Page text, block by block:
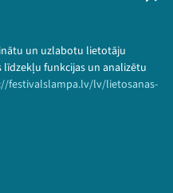
un uzlabotu lietotāju
funkcijas un analizētu
festivalslampa.lv/lv/lietosanas-
politika
Visas tiesības